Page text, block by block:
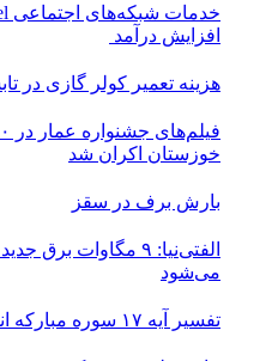
افزایش درآمد
هزینه تعمیر کولر گازی در
خوزستان اکران شد
بارش برف در سقز
الفتی‌نیا: ۹ مگاوات
می‌شود
تفسیر آیه ۱۷ سوره مبارکه انفال به زبان «آذری»